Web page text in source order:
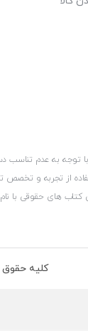
توجه به عدم
از تجربه و
های حقوقی با نام
وزارت صنعت،
تلفیق آن با شناخت
کلیه حقوق